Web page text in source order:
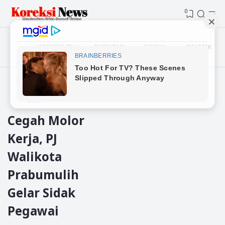
0
KOREKSI TV EKONOMI SOSIAL POLITIK
Beranda
Prabumulih
sidak
Cegah Molor
Kerja, PJ
Walikota
Prabumulih
Gelar Sidak
Pegawai